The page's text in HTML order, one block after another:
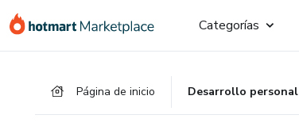
Categorías
Página de inicio Desarrollo personal